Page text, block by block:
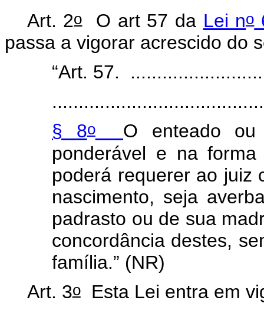
Art. 2oO art 57 da Lei no
passa a vigorar acrescido do
“Art. 57.
§ 8o
O enteado ou
ponderável e na
poderá requerer ao juiz
nascimento, seja
padrasto ou de sua
concordância destes,
família.” (NR)
Art. 3oEsta Lei entra em